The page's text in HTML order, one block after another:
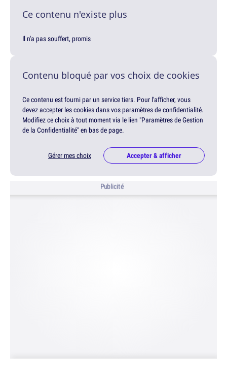
Ce contenu n'existe plus
Il n'a pas souffert, promis
Contenu bloqué par vos choix de cookies
Ce contenu est fourni par un service tiers. Pour l'afficher, vous
devez accepter les cookies dans vos paramètres de confidentialité.
Modifiez ce choix à tout moment via le lien "Paramètres de Gestion
de la Confidentialité" en bas de page.
Gérer mes choix Accepter & afficher
Publicité